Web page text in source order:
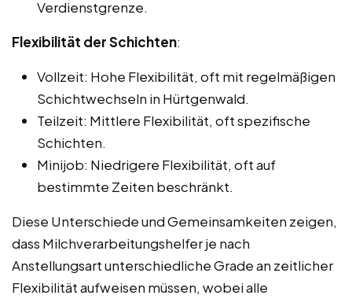
Verdienstgrenze.
Flexibilität der Schichten:
Vollzeit: Hohe Flexibilität, oft mit regelmäßigen
Schichtwechseln in Hürtgenwald.
Teilzeit: Mittlere Flexibilität, oft spezifische
Schichten.
Minijob: Niedrigere Flexibilität, oft auf
bestimmte Zeiten beschränkt.
Diese Unterschiede und Gemeinsamkeiten zeigen,
dass Milchverarbeitungshelfer je nach
Anstellungsart unterschiedliche Grade an zeitlicher
Flexibilität aufweisen müssen, wobei alle